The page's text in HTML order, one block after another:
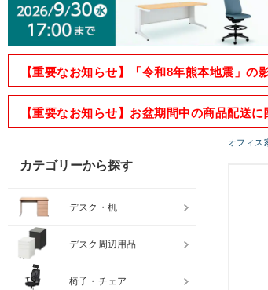
【重要なお知らせ】「令和8年熊本地震」の
【重要なお知らせ】お盆期間中の商品配送
オフィス
カテゴリーから探す
デスク・机
デスク周辺用品
椅子・チェア